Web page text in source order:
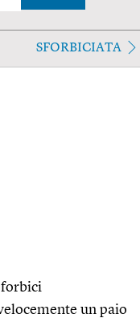
SFORBICIATA
forbici
un paio